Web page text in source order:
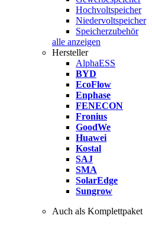
Hochvoltspeicher
Niedervoltspeicher
Speicherzubehör
alle anzeigen
Hersteller
AlphaESS
BYD
EcoFlow
Enphase
FENECON
Fronius
GoodWe
Huawei
Kostal
SAJ
SMA
SolarEdge
Sungrow
Auch als Komplettpaket